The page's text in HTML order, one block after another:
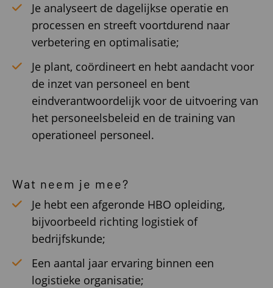
Je analyseert de dagelijkse operatie en
processen en streeft voortdurend naar
verbetering en optimalisatie;
Je plant, coördineert en hebt aandacht voor
de inzet van personeel en bent
eindverantwoordelijk voor de uitvoering van
het personeelsbeleid en de training van
operationeel personeel.
Wat neem je mee?
Je hebt een afgeronde HBO opleiding,
bijvoorbeeld richting logistiek of
bedrijfskunde;
Een aantal jaar ervaring binnen een
logistieke organisatie;